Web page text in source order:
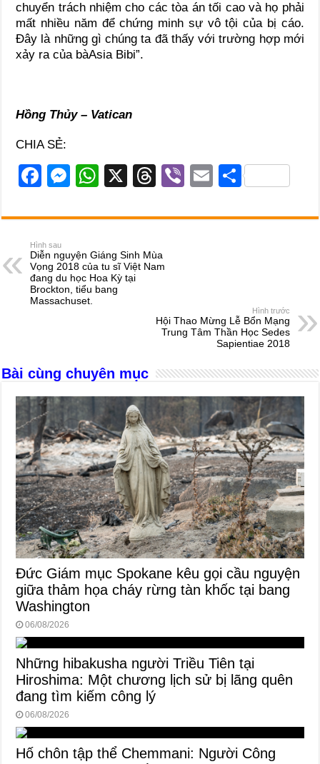
chuyển trách nhiệm cho các tòa án tối cao và họ phải
mất nhiều năm để chứng minh sự vô tội của bị cáo.
Đây là những gì chúng ta đã thấy với trường hợp mới
xảy ra của bàAsia Bibi”.
Hồng Thủy – Vatican
CHIA SẺ:
F
c
e
b
o
o
M
ss
n
g
er
W
at
A
p
X
T
e
d
Vi
er
E
ail
S
ar
Hình sau
Diễn nguyện Giáng Sinh Mùa
Vọng 2018 của tu sĩ Việt Nam
đang du học Hoa Kỳ tại
Brockton, tiểu bang
Massachuset.
Hình trước
Hội Thao Mừng Lễ Bổn Mạng
Trung Tâm Thần Học Sedes
Sapientiae 2018
Bài cùng chuyên mục
Đức Giám mục Spokane kêu gọi cầu nguyện
giữa thảm họa cháy rừng tàn khốc tại bang
Washington
06/08/2026
Những hibakusha người Triều Tiên tại
Hiroshima: Một chương lịch sử bị lãng quên
đang tìm kiếm công lý
06/08/2026
Hố chôn tập thể Chemmani: Người Công